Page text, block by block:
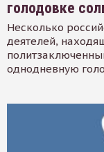
голодовке
Несколько
деятелей,
однодневную